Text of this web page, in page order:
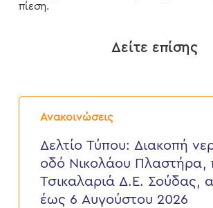
πίεση.
Δείτε επίσης
Ανακοινώσεις
Δελτίο
Τύπου:
νερού
στην
Νικολάου
Πλαστήρα,
περιοχή
Δελτίο Τύπου: Διακοπή
οδό Νικολάου Πλαστήρα,
Τσικαλαριά Δ.Ε. Σούδας,
έως 6 Αυγούστου 2026